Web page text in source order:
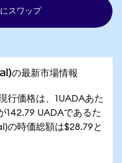
スワップ
最新市場情報
行価格は、1UADAあた
142.79 UADAであるた
の時価総額は$28.79と